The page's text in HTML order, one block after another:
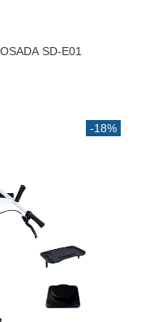
SD-E01
-18%